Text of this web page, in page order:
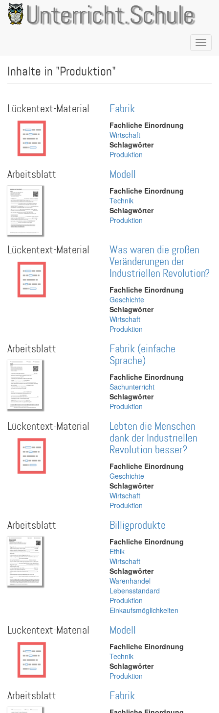
Direkt
zum
Inhalt
Unterricht.Schule
Inhalte in "Produktion"
Lückentext-Material Fabrik
Fachliche Einordnung
Wirtschaft
Schlagwörter
Produktion
Arbeitsblatt Modell
Fachliche Einordnung
Technik
Schlagwörter
Produktion
Lückentext-Material
Was waren die großen
Veränderungen der
Industriellen Revolution?
Fachliche Einordnung
Geschichte
Schlagwörter
Wirtschaft
Produktion
Arbeitsblatt
Fabrik (einfache
Sprache)
Fachliche Einordnung
Sachunterricht
Schlagwörter
Produktion
Lückentext-Material
Lebten die Menschen
dank der Industriellen
Revolution besser?
Fachliche Einordnung
Geschichte
Schlagwörter
Wirtschaft
Produktion
Arbeitsblatt Billigprodukte
Fachliche Einordnung
Ethik
Wirtschaft
Schlagwörter
Warenhandel
Lebensstandard
Produktion
Einkaufsmöglichkeiten
Lückentext-Material Modell
Fachliche Einordnung
Technik
Schlagwörter
Produktion
Arbeitsblatt Fabrik